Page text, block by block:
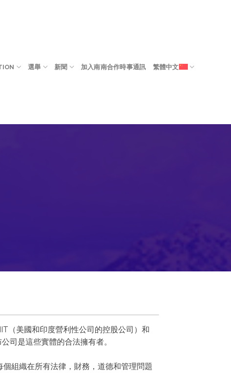
選舉 新聞 加入南南合作時事通訊 繁體中文
（美國和印度營利性公司的控股公司）和
司是這些實體的合法擁有者。
組織在所有法律，財務，道德和管理問題